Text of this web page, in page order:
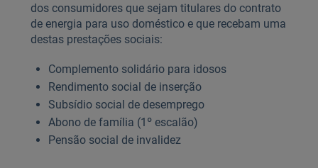
dos consumidores que sejam titulares do contrato
de energia para uso doméstico e que recebam uma
destas prestações sociais:
Complemento solidário para idosos
Rendimento social de inserção
Subsídio social de desemprego
Abono de família (1º escalão)
Pensão social de invalidez